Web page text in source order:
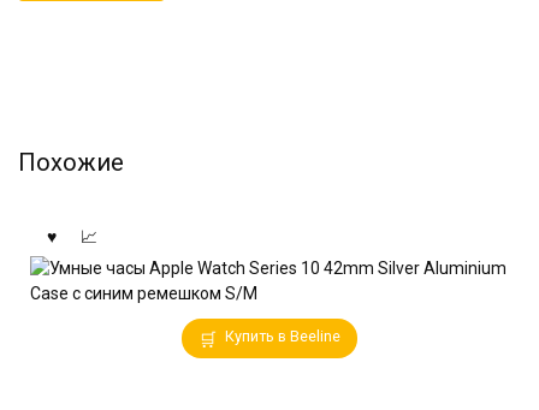
Похожие
Купить в Beeline